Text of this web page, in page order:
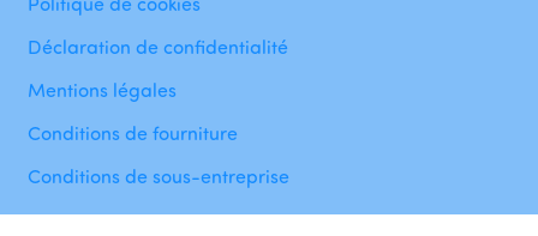
Déclaration de confidentialité
Mentions légales
Conditions de fourniture
Conditions de sous-entreprise